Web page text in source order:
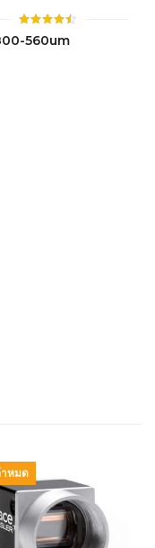
ให้
คะแนน
560um
หมด